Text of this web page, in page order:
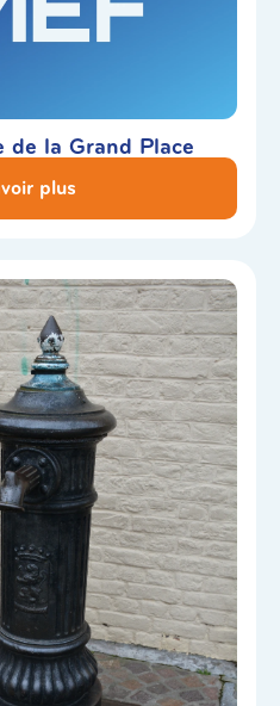
de la Grand Place
plus